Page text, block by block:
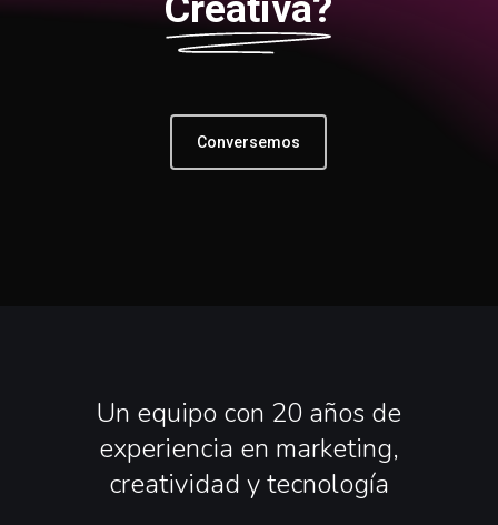
Conversemos
Un equipo con 20 años de
experiencia en marketing,
creatividad ytecnología